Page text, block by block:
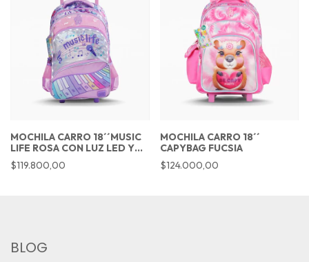
MOCHILA CARRO 18´´MUSIC
LIFE ROSA CON LUZ LED Y
SONIDO MUSICAL
$119.800,00
MOCHILA CARRO 18´´
CAPYBAG FUCSIA
$124.000,00
BLOG